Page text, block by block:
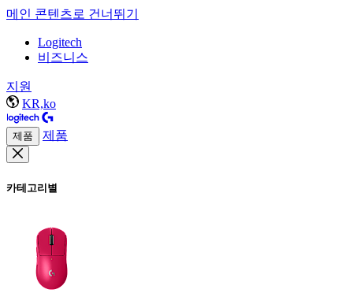
메인 콘텐츠로 건너뛰기
Logitech
비즈니스
지원
KR,ko
제품 제품
카테고리별